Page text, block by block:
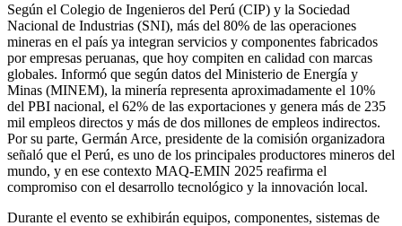
Según el Colegio de Ingenieros del Perú (CIP) y la Sociedad
Nacional de Industrias (SNI), más del 80% de las operaciones
mineras en el país ya integran servicios y componentes fabricados
por empresas peruanas, que hoy compiten en calidad con marcas
globales. Informó que según datos del Ministerio de Energía y
Minas (MINEM), la minería representa aproximadamente el 10%
del PBI nacional, el 62% de las exportaciones y genera más de 235
mil empleos directos y más de dos millones de empleos indirectos.
Por su parte, Germán Arce, presidente de la comisión organizadora
señaló que el Perú, es uno de los principales productores mineros del
mundo, y en ese contexto MAQ-EMIN 2025 reafirma el
compromiso con el desarrollo tecnológico y la innovación local.
Durante el evento se exhibirán equipos, componentes, sistemas de